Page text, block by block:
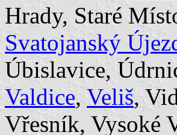
Hrady, Staré
Svatojanský
Úbislavice,
Valdice, Veliš,
Vřesník, Vysoké